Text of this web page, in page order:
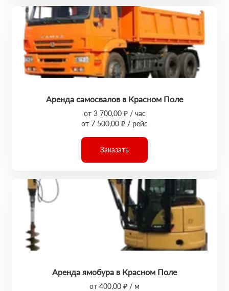
Аренда самосвалов в Красном Поле
от 3 700,00 ₽ / час
от 7 500,00 ₽ / рейс
Заказать
Аренда ямобура в Красном Поле
от 400,00 ₽ / м